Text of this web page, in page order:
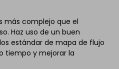
más complejo que el
Haz uso de un buen
estándar de mapa de flujo
tiempo y mejorar la